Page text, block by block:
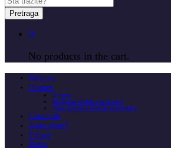
Pretraga
0
No products in the cart.
Početna
O nama
O nama
Insignitus GOLD u medijima
Česta pitanja o investicionom zlatu
Cenovnik
Zašto zlato?
Usluge
Berza